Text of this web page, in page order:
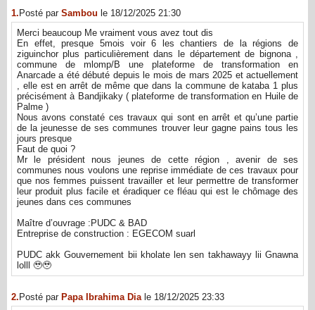
1. Posté par Sambou le 18/12/2025 21:30
Merci beaucoup Me vraiment vous avez tout dis
En effet, presque 5mois voir 6 les chantiers de la régions de
ziguinchor plus particulièrement dans le département de bignona ,
commune de mlomp/B une plateforme de transformation en
Anarcade a été débuté depuis le mois de mars 2025 et actuellement
, elle est en arrêt de même que dans la commune de kataba 1 plus
précisément à Bandjikaky ( plateforme de transformation en Huile de
Palme )
Nous avons constaté ces travaux qui sont en arrêt et qu’une partie
de la jeunesse de ses communes trouver leur gagne pains tous les
jours presque
Faut de quoi ?
Mr le président nous jeunes de cette région , avenir de ses
communes nous voulons une reprise immédiate de ces travaux pour
que nos femmes puissent travailler et leur permettre de transformer
leur produit plus facile et éradiquer ce fléau qui est le chômage des
jeunes dans ces communes
Maître d’ouvrage :PUDC & BAD
Entreprise de construction : EGECOM suarl
PUDC akk Gouvernement bii kholate len sen takhawayy lii Gnawna
lolll 🥹🥹
2. Posté par Papa Ibrahima Dia le 18/12/2025 23:33